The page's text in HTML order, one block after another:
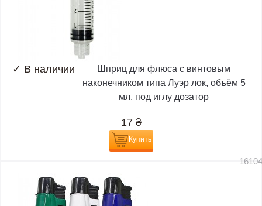
✓ В наличии
Шприц для флюса с винтовым
наконечником типа Луэр лок, объём 5
мл, под иглу дозатор
17 ₴
Купить